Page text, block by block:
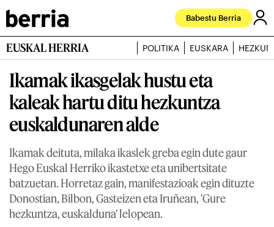
Babestu Berria
EUSKAL HERRIA POLITIKA EUSKARA
Ikamak ikasgelak hustu eta
kaleak hartu ditu hezkuntza
euskaldunaren alde
Ikamak deituta, milaka ikaslek greba egin dute gaur
Hego Euskal Herriko ikastetxe eta unibertsitate
batzuetan. Horretaz gain, manifestazioak egin dituzte
Donostian, Bilbon, Gasteizen eta Iruñean, 'Gure
hezkuntza, euskalduna' lelopean.